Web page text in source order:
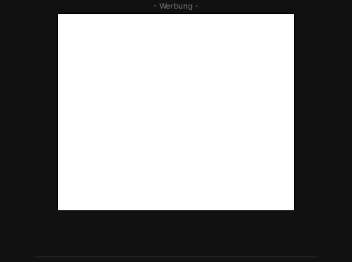
- Werbung -